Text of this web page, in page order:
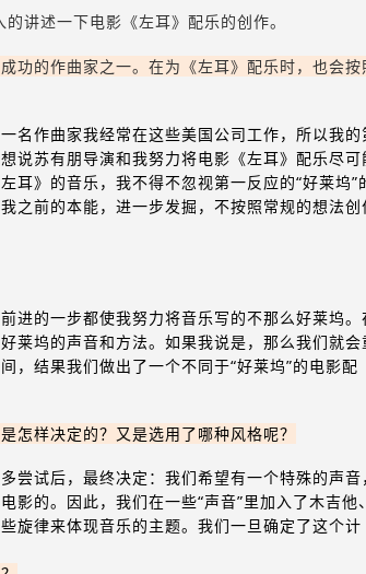
讲述一下电影《左耳》配乐的创作。
功的作曲家之一。在为《左耳》配乐时，也会按
名作曲家我经常在这些美国公司工作，所以我的
说苏有朋导演和我努力将电影《左耳》配乐尽可
耳》的音乐，我不得不忽视第一反应的“好莱坞”
之前的本能，进一步发掘，不按照常规的想法创
进的一步都使我努力将音乐写的不那么好莱坞。
莱坞的声音和方法。如果我说是，那么我们就会
，结果我们做出了一个不同于“好莱坞”的电影配
怎样决定的？又是选用了哪种风格呢？
尝试后，最终决定：我们希望有一个特殊的声音
的。因此，我们在一些“声音”里加入了木吉他、
旋律来体现音乐的主题。我们一旦确定了这个计